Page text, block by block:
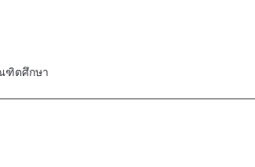
ฑิตศึกษา